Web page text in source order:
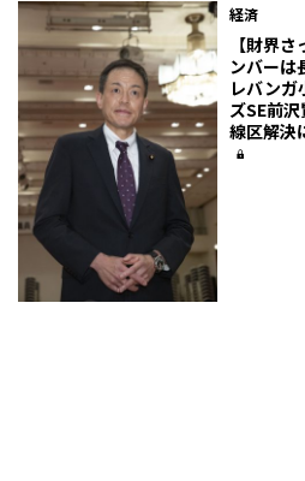
経済
【財界
ンバーは
レバンガ
ズSE前
線区解決